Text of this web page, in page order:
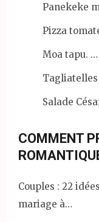
Panekeke
Pizza
Moa tapu. …
Salade
COMMENT
Couples : 22
mariage à…